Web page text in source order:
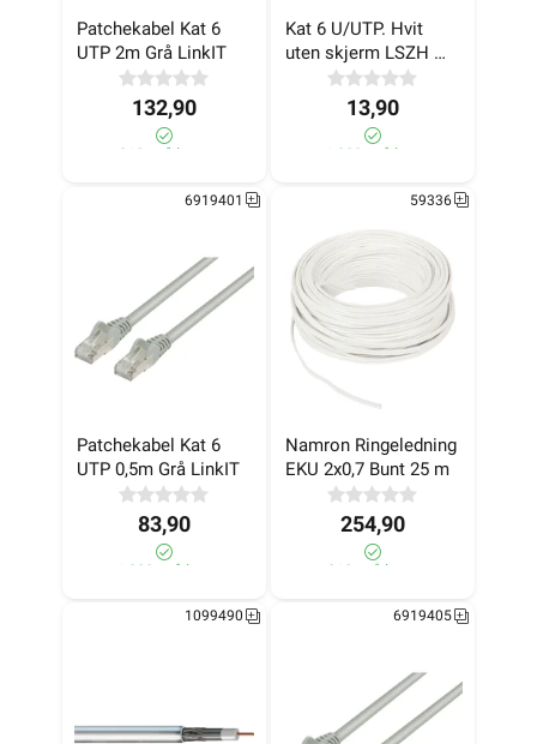
Patchekabel Kat 6
UTP 2m Grå LinkIT
132,90
310+ på lager
Kat 6 U/UTP. Hvit
uten skjerm LSZH
Eske 305m LinkIT
13,90
>1 000+ på lager
Patchekabel Kat 6
UTP 0,5m Grå LinkIT
6919401
83,90
>1 000+ på lager
Namron Ringeledning
EKU 2x0,7 Bunt 25 m
59336
254,90
210+ på lager
1099490 6919405